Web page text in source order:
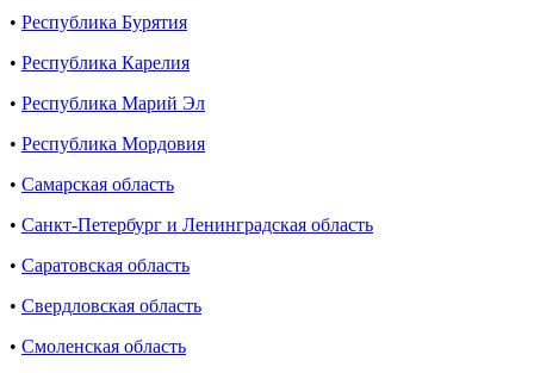
• Республика Бурятия
• Республика Карелия
• Республика Марий Эл
• Республика Мордовия
• Самарская область
• Санкт-Петербург и Ленинградская область
• Саратовская область
• Свердловская область
• Смоленская область